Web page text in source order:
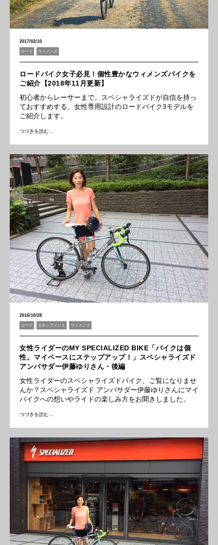
2017/02/10
ロード ウィメンズ
ロードバイク女子必見！個性豊かなウィメンズバイクを
ご紹介【2018年11月更新】
初心者からレーサーまで。スペシャライズドが自信を持っ
ておすすめする、女性専用設計のロードバイク3モデルを
ご紹介します。
つづきを読む…
2016/10/28
ロード エキップメント ウィメンズ
女性ライダーのMY SPECIALIZED BIKE「バイクは個
性。マイペースにステップアップ！」スペシャライズド
アンバサダー伊藤ゆりさん・後編
女性ライダーのスペシャライズドバイク、ご覧になりませ
んか？スペシャライズド アンバサダー伊藤ゆりさんにマイ
バイクへの想いやライドの楽しみ方をお聞きしました。
つづきを読む…